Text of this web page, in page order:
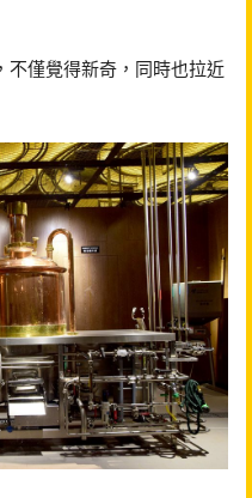
不僅覺得新奇，同時也拉近